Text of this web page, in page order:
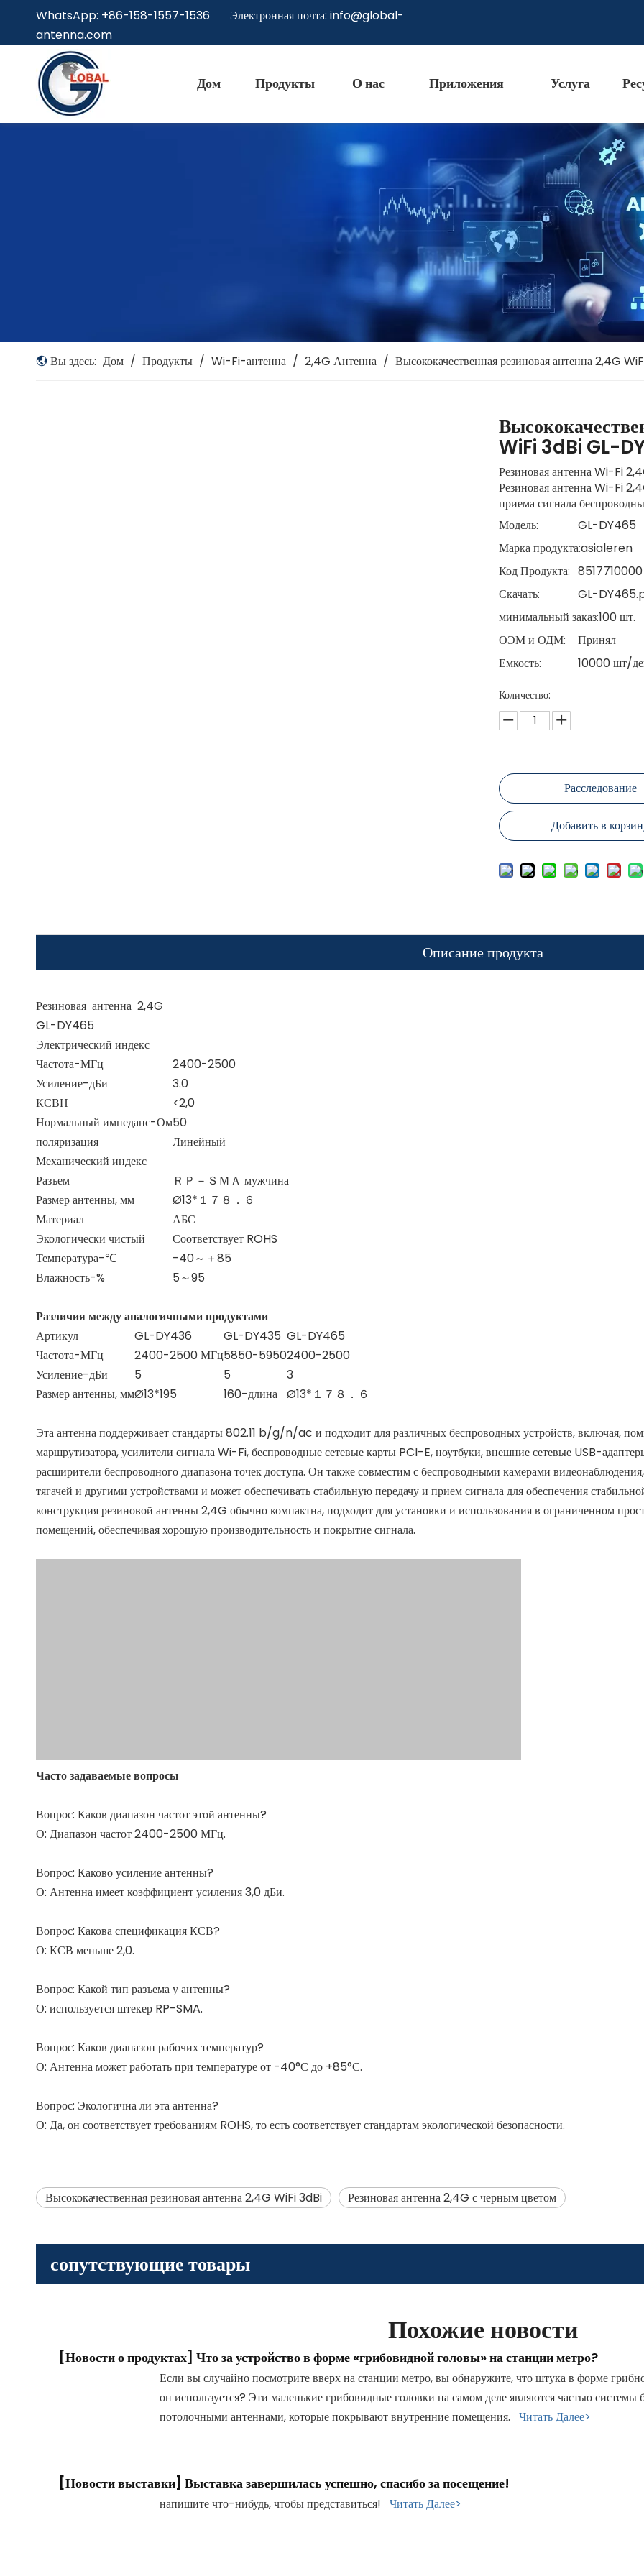
WhatsApp: +86-158-1557-1536 Электронная почта: info@global-
antenna.com
Дом Продукты О нас Приложения Услуга
Вы здесь: Дом / Продукты / Wi-Fi-антенна / 2,4G Антенна / Высококачественная резиновая антенна 2,4G
WiFi 3dBi GL-
Резиновая антенна Wi-Fi
Резиновая антенна Wi-Fi
приема сигнала
Модель:
GL-DY465
Марка продукта:asialeren
Код Продукта: 8517710000
Скачать:
GL-
минимальный заказ:100 шт.
ОЭМ и ОДМ:
Принял
Емкость:
10000 шт/
Количество:
Расследование
Добавить в
Описание продукта
Резиновая антенна 2,4G
GL-DY465
Электрический индекс
Частота-МГц
2400-2500
Усиление-дБи
3.0
КСВН
<2,0
Нормальный импеданс-Ом50
поляризация
Линейный
Механический индекс
Разъем
ＲＰ－ＳＭＡ мужчина
Размер антенны, мм
Ø13*１７８．６
Материал
АБС
Экологически чистый
Соответствует ROHS
Температура-℃
-40～＋85
Влажность-%
5～95
Различия между аналогичными продуктами
Артикул
GL-DY436 GL-DY435 GL-DY465
Частота-МГц
2400-2500 МГц5850-59502400-2500
Усиление-дБи
5 5
3
Размер антенны, ммØ13*195 160-длина Ø13*１７８．６
Эта антенна поддерживает стандарты 802.11 b/g/n/ac и подходит для различных беспроводных устройств, включая,
маршрутизатора, усилители сигнала Wi-Fi, беспроводные сетевые карты PCI-E, ноутбуки, внешние сетевые USB-
расширители беспроводного диапазона точек доступа. Он также совместим с беспроводными камерами
тягачей и другими устройствами и может обеспечивать стабильную передачу и прием сигнала для обеспечения
конструкция резиновой антенны 2,4G обычно компактна, подходит для установки и использования в ограниченном
помещений, обеспечивая хорошую производительность и покрытие сигнала.‌
Часто задаваемые вопросы
Вопрос: Каков диапазон частот этой антенны?
О: Диапазон частот 2400-2500 МГц.
Вопрос: Каково усиление антенны?
О: Антенна имеет коэффициент усиления 3,0 дБи.
Вопрос: Какова спецификация КСВ?
О: КСВ меньше 2,0.
Вопрос: Какой тип разъема у антенны?
О: используется штекер RP-SMA.
Вопрос: Каков диапазон рабочих температур?
О: Антенна может работать при температуре от -40°С до +85°С.
Вопрос: Экологична ли эта антенна?
О: Да, он соответствует требованиям ROHS, то есть соответствует стандартам экологической безопасности.
Высококачественная резиновая антенна 2,4G WiFi 3dBi Резиновая антенна 2,4G с черным цветом
сопутствующие товары
Похожие новости
[Новости о продуктах] Что за устройство в форме «грибовидной головы» на станции метро?
Если вы случайно посмотрите вверх на станции метро, ​​вы обнаружите, что штука в форме
он используется? Эти маленькие грибовидные головки на самом деле являются частью
потолочными антеннами, которые покрывают внутренние помещения. Читать Далее>
[Новости выставки] Выставка завершилась успешно, спасибо за посещение!
напишите что-нибудь, чтобы представиться! Читать Далее>